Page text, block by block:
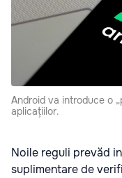
Android va introduce o
aplicațiilor.
Noile reguli prevăd
suplimentare de